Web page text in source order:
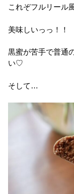
これぞフルリー
美味しいっっ！！
黒蜜が苦手で普通
い♡
そして…